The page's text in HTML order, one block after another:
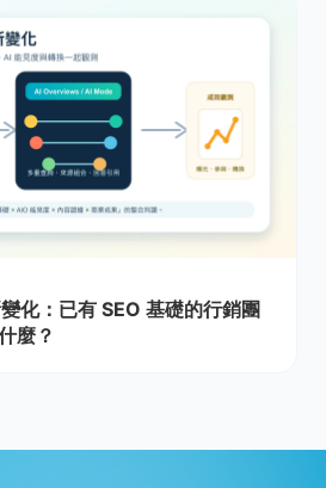
化：已有 SEO 基礎的行銷團
麼？